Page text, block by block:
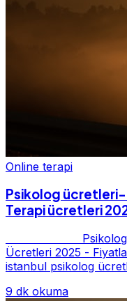
Online terapi
Psikolog
Terapi ücretleri
Psikolog
Ücretleri 2025 -
istanbul psikolog
9 dk okuma